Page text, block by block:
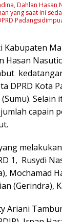
Dahlan Hasan
yang saat ini
Kabupaten
Hasan
DPRD Kota
Selain
capain
1, Rusydi
Mochamad
(Gerindra),
Ariani